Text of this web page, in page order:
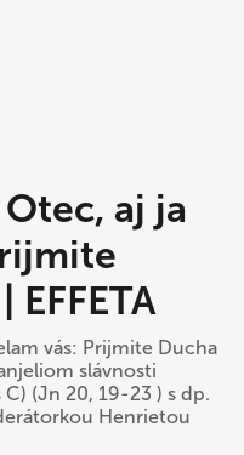
aj ja
vás: Prijmite Ducha
slávnosti
(Jn 20, 19-23 ) s dp.
Henrietou